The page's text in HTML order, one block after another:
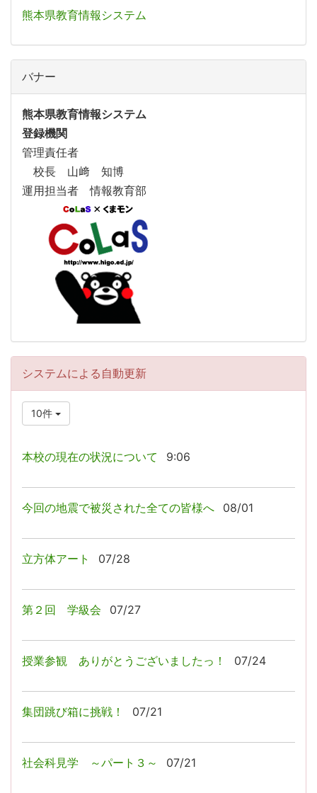
熊本県教育情報システム
バナー
熊本県教育情報システム
登録機関
管理責任者
校長 山﨑 知博
運用担当者 情報教育部
システムによる自動更新
10件
本校の現在の状況について 9:06
今回の地震で被災された全ての皆様へ 08/01
立方体アート 07/28
第２回 学級会 07/27
授業参観 ありがとうございましたっ！ 07/24
集団跳び箱に挑戦！ 07/21
社会科見学 ～パート３～ 07/21